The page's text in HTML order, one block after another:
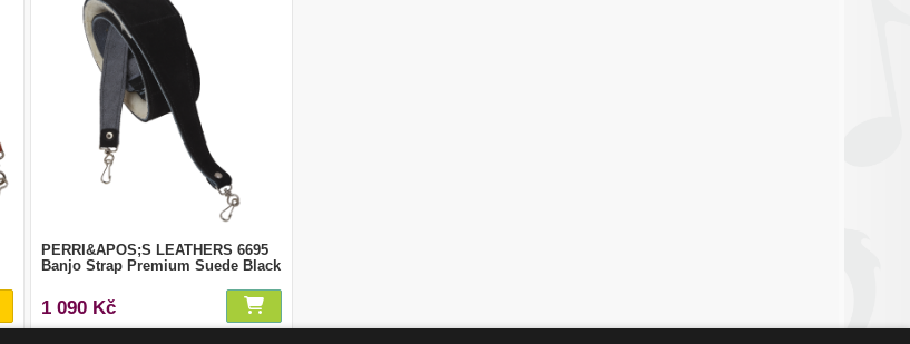
PERRI&APOS;S LEATHERS 6695
Banjo Strap Premium Suede Black
1 090 Kč